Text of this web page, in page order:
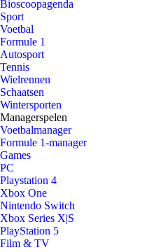
Bioscoopagenda
Sport
Voetbal
Formule 1
Autosport
Tennis
Wielrennen
Schaatsen
Wintersporten
Managerspelen
Voetbalmanager
Formule 1-manager
Games
PC
Playstation 4
Xbox One
Nintendo Switch
Xbox Series X|S
PlayStation 5
Film & TV